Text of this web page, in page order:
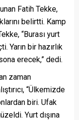
Fatih Tekke,
belirtti. Kamp
“Burası yurt
Yarın bir hazırlık
erecek,” dedi.
zaman
“Ülkemizde
biri. Ufak
Yurt dışına